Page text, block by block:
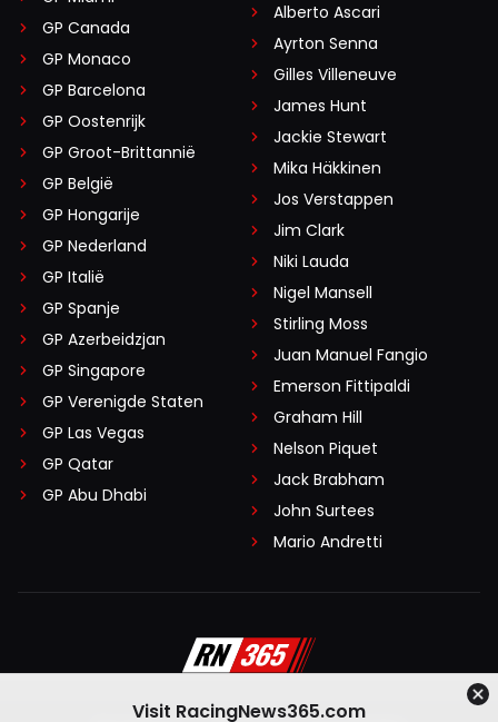
GP Canada
GP Monaco
GP Barcelona
GP Oostenrijk
GP Groot-Brittannië
GP België
GP Hongarije
GP Nederland
GP Italië
GP Spanje
GP Azerbeidzjan
GP Singapore
GP Verenigde Staten
GP Las Vegas
GP Qatar
GP Abu Dhabi
Alberto Ascari
Ayrton Senna
Gilles Villeneuve
James Hunt
Jackie Stewart
Mika Häkkinen
Jos Verstappen
Jim Clark
Niki Lauda
Nigel Mansell
Stirling Moss
Juan Manuel Fangio
Emerson Fittipaldi
Graham Hill
Nelson Piquet
Jack Brabham
John Surtees
Mario Andretti
Visit RacingNews365.com